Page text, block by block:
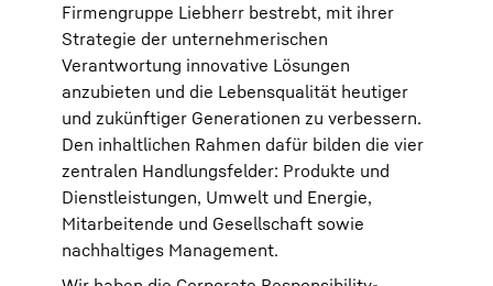
Firmengruppe Liebherr bestrebt, mit ihrer
Strategie der unternehmerischen
Verantwortung innovative Lösungen
anzubieten und die Lebensqualität heutiger
und zukünftiger Generationen zu verbessern.
Den inhaltlichen Rahmen dafür bilden die vier
zentralen Handlungsfelder: Produkte und
Dienstleistungen, Umwelt und Energie,
Mitarbeitende und Gesellschaft sowie
nachhaltiges Management.